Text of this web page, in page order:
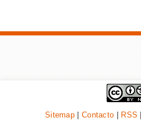
Sitemap Contacto RSS